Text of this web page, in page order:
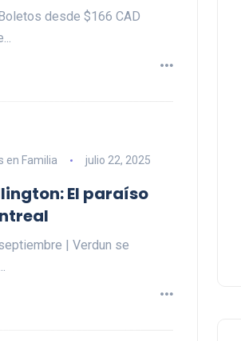
desde $166 CAD
en Familia julio 22, 2025
El paraíso
| Verdun se